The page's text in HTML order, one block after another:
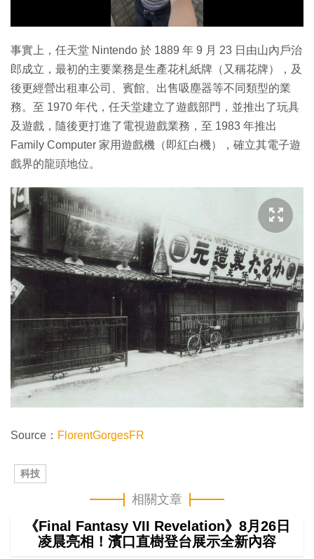
影
片
事實上，任天堂 Nintendo 於 1889 年 9 月 23 日由山內戶治
郎成立，最初的主要業務是生產花札紙牌（又稱花牌），及
後更經營出租車公司、賓館、出售吸塵器等不同類型的業
務。至 1970 年代，任天堂建立了遊戲部門，並推出了玩具
及遊戲，隨後更打進了電視遊戲業務，至 1983 年推出
Family Computer 家用遊戲機（即紅白機），確立其電子遊
戲界的龍頭地位。
Source： FlorentGorgesFR
科技
相關文章
《Final Fantasy VII Revelation》8月26日
凌晨亮相！濱口直樹登台展示全新內容